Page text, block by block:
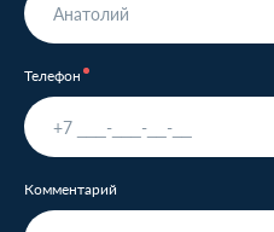
Телефон
Комментарий